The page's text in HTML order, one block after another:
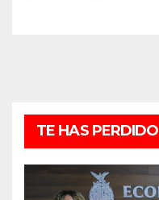
TE HAS PERDIDO